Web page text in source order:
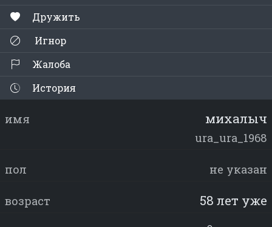
Дружить
Игнор
Жалоба
История
имя михалыч
ura_ura_1968
пол не указан
возраст 58 лет уже